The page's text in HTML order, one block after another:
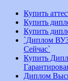
Купить
Купить
Купить
`Диплом
Сейчас`
Купить
Диплом